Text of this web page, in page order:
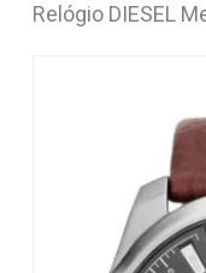
Relógio DIESEL